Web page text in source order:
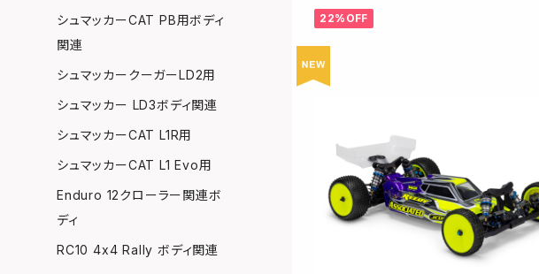
22%OFF
シュマッカーCAT PB用ボディ
関連
シュマッカークーガーLD2用
シュマッカー LD3ボディ関連
シュマッカーCAT L1R用
シュマッカーCAT L1 Evo用
Enduro 12クローラー関連ボ
ディ
RC10 4x4 Rally ボディ関連